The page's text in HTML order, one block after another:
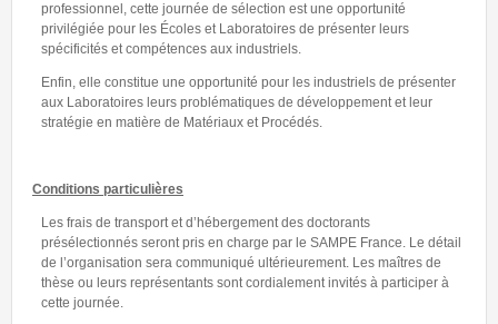
professionnel, cette journée de sélection est une opportunité
privilégiée pour les Écoles et Laboratoires de présenter leurs
spécificités et compétences aux industriels.
Enfin, elle constitue une opportunité pour les industriels de présenter
aux Laboratoires leurs problématiques de développement et leur
stratégie en matière de Matériaux et Procédés.
Conditions particulières
Les frais de transport et d’hébergement des doctorants
présélectionnés seront pris en charge par le SAMPE France. Le détail
de l’organisation sera communiqué ultérieurement. Les maîtres de
thèse ou leurs représentants sont cordialement invités à participer à
cette journée.